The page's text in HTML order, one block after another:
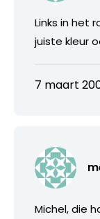
Links in het
juiste kleur
7 maart
Michel, die